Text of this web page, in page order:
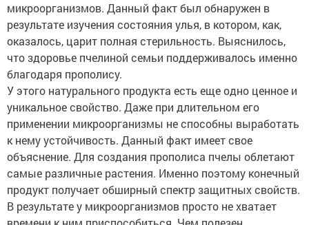
микроорганизмов. Данный факт был обнаружен в
результате изучения состояния улья, в котором, как,
оказалось, царит полная стерильность. Выяснилось,
что здоровье пчелиной семьи поддерживалось именно
благодаря прополису.
У этого натурального продукта есть еще одно ценное и
уникальное свойство. Даже при длительном его
применении микроорганизмы не способны выработать
к нему устойчивость. Данный факт имеет свое
объяснение. Для создания прополиса пчелы облетают
самые различные растения. Именно поэтому конечный
продукт получает обширный спектр защитных свойств.
В результате у микроорганизмов просто не хватает